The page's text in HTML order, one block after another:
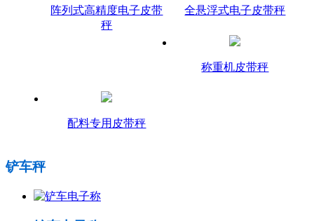
阵列式高精度电子皮带
秤
全悬浮式电子皮带秤
称重机皮带秤
配料专用皮带秤
铲车秤